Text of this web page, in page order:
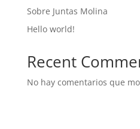
Sobre Juntas Molina
Hello world!
Recent
No hay comentarios que